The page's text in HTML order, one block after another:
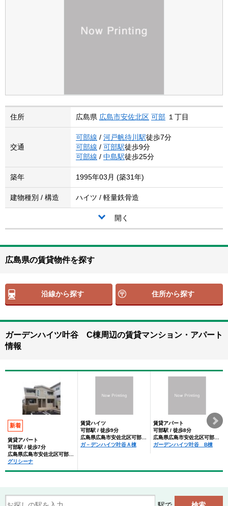
住所 広島県 広島市安佐北区 可部 １丁目
交通
可部線 / 河戸帆待川駅徒歩7分
可部線 / 可部駅徒歩9分
可部線 / 中島駅徒歩25分
築年 1995年03月 (築31年)
建物種別 / 構造 ハイツ / 軽量鉄骨造
開く
広島県の賃貸物件を探す
沿線から探す 住所から探す
ガーデンハイツ叶谷 C棟周辺の賃貸マンション・アパート
情報
新着
賃貸アパート
可部駅 / 徒歩7分
グリシーナ
賃貸ハイツ
可部駅 / 徒歩9分
ガ－デンハイツ叶谷Ａ棟
賃貸アパート
可部駅 / 徒歩8分
ガーデンハイツ叶谷 B棟